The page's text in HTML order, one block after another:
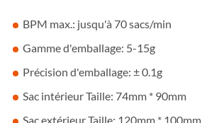
BPM max.: jusqu'à 70 sacs/min
Gamme d'emballage: 5-15g
Précision d'emballage: ± 0.1g
Sac intérieur Taille: 74mm * 90mm
Sac extérieur Taille: 120mm * 100mm